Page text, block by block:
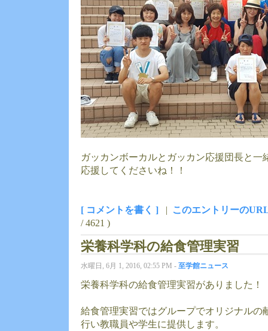
ガッカンボーカルとガッカン応援団長と一
応援してくださいね！！
[ コメントを書く ] | このエントリーの
/ 4621 )
栄養科学科の給食管理実習
水曜日, 6月 1, 2016, 02:55 PM - 至学館ニュース
栄養科学科の給食管理実習がありました！
給食管理実習ではグループでオリジナルの
行い教職員や学生に提供します。